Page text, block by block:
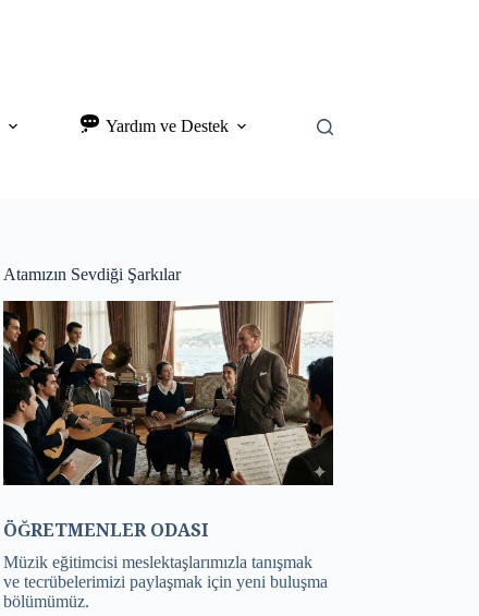
Yardım ve Destek
Atamızın Sevdiği Şarkılar
ÖĞRETMENLER ODASI
Müzik eğitimcisi meslektaşlarımızla tanışmak
ve tecrübelerimizi paylaşmak için yeni buluşma
bölümümüz.